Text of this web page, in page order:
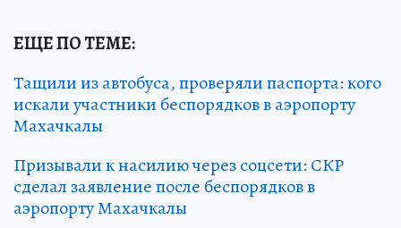
ЕЩЕ ПО ТЕМЕ:
Тащили из автобуса, проверяли паспорта: кого
искали участники беспорядков в аэропорту
Махачкалы
Призывали к насилию через соцсети: СКР
сделал заявление после беспорядков в
аэропорту Махачкалы